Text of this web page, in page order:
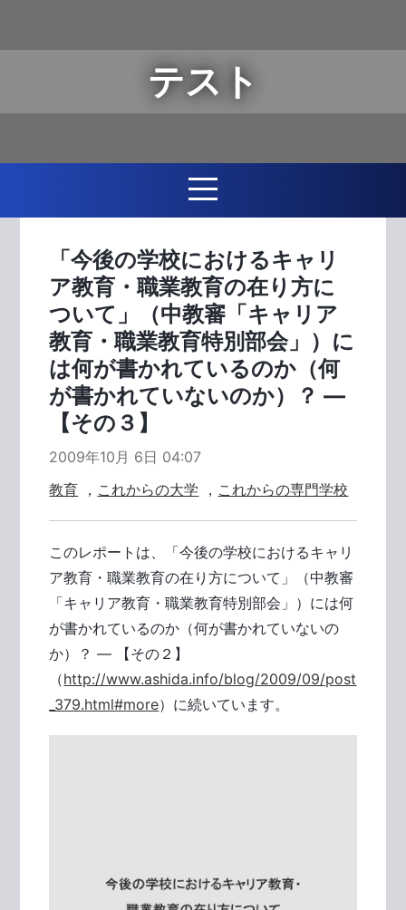
テスト
「今後の学校におけるキャリ
ア教育・職業教育の在り方に
ついて」（中教審「キャリア
教育・職業教育特別部会」）に
は何が書かれているのか（何
が書かれていないのか）？ ―
【その３】
2009年10月 6日 04:07
教育 ， これからの大学 ， これからの専門学校
このレポートは、「今後の学校におけるキャリ
ア教育・職業教育の在り方について」（中教審
「キャリア教育・職業教育特別部会」）には何
が書かれているのか（何が書かれていないの
か）？ ― 【その２】
（http://www.ashida.info/blog/2009/09/post
_379.html#more）に続いています。